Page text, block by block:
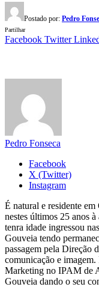
Postado por: Pedro
Partilhar
Facebook Twitter
Pedro Fonseca
Facebook
X (Twitter)
Instagram
É natural e residente
nestes últimos 25 anos
tenra idade ingressou
Gouveia tendo
passagem pela Direção
comunicação e
Marketing no IPAM de
Gouveia dando o seu